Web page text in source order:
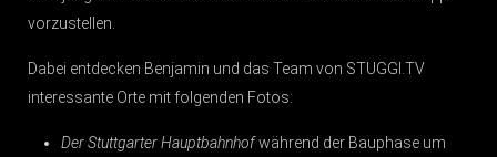
vorzustellen.
Dabei entdecken Benjamin und das Team von STUGGI.TV
interessante Orte mit folgenden Fotos:
Der Stuttgarter Hauptbahnhofwährend der Bauphase um